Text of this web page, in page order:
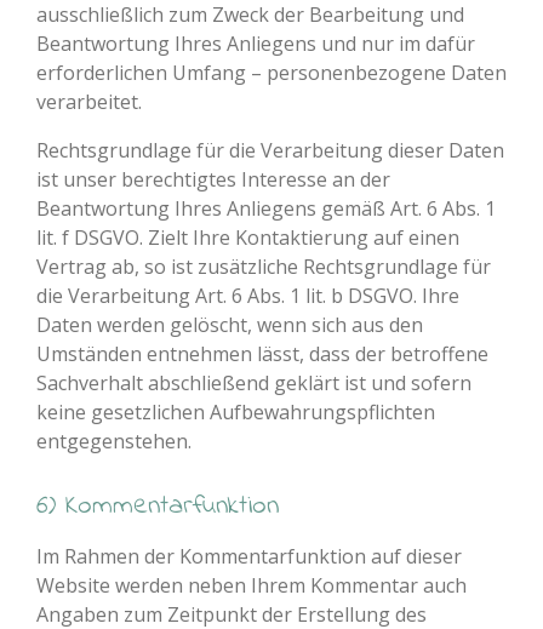
ausschließlich zum Zweck der Bearbeitung und
Beantwortung Ihres Anliegens und nur im dafür
erforderlichen Umfang – personenbezogene Daten
verarbeitet.
Rechtsgrundlage für die Verarbeitung dieser Daten
ist unser berechtigtes Interesse an der
Beantwortung Ihres Anliegens gemäß Art. 6 Abs. 1
lit. f DSGVO. Zielt Ihre Kontaktierung auf einen
Vertrag ab, so ist zusätzliche Rechtsgrundlage für
die Verarbeitung Art. 6 Abs. 1 lit. b DSGVO. Ihre
Daten werden gelöscht, wenn sich aus den
Umständen entnehmen lässt, dass der betroffene
Sachverhalt abschließend geklärt ist und sofern
keine gesetzlichen Aufbewahrungspflichten
entgegenstehen.
6) Kommentarfunktion
Im Rahmen der Kommentarfunktion auf dieser
Website werden neben Ihrem Kommentar auch
Angaben zum Zeitpunkt der Erstellung des